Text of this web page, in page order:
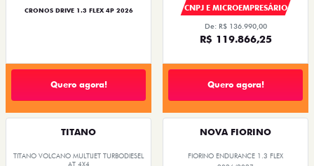
CRONOS DRIVE 1.3 FLEX 4P 2026
Quero agora!
CNPJ E MICROEMPRESÁRIO
De: R$ 136.990,00
R$ 119.866,25
Quero agora!
TITANO
TITANO VOLCANO MULTIJET TURBODIESEL
AT 4X4
NOVA FIORINO
FIORINO ENDURANCE 1.3 FLEX